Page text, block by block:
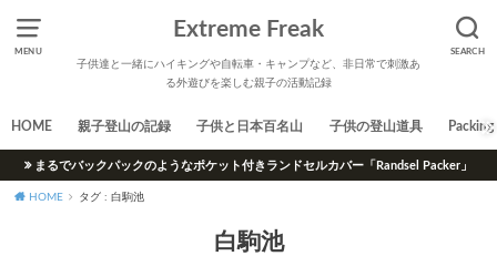
MENU SEARCH
Extreme Freak
子供達と一緒にハイキングや自転車・キャンプなど、非日常で刺激あ
る外遊びを楽しむ親子の活動記録
HOME 親子登山の記録 子供と日本百名山 子供の登山道具 Packing
まるでバックパックのようなポケット付きランドセルカバー「Randsel Packer」
HOME タグ : 白駒池
白駒池